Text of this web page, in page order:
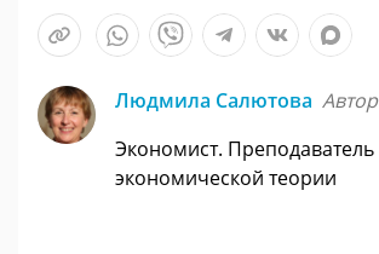
Людмила Салютова Автор
Экономист. Преподаватель
экономической теории